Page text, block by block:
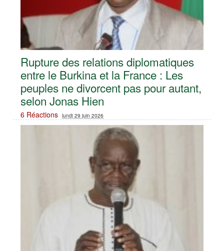
Rupture des relations diplomatiques
entre le Burkina et la France : Les
peuples ne divorcent pas pour autant,
selon Jonas Hien
6 Réactions lundi 29 juin 2026